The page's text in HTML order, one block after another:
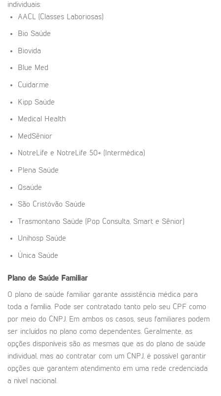
individuais:
AACL (Classes Laboriosas)
Bio Saúde
Biovida
Blue Med
Cuidar.me
Kipp Saúde
Medical Health
MedSênior
NotreLife e NotreLife 50+ (Intermédica)
Plena Saúde
Qsaúde
São Cristóvão Saúde
Trasmontano Saúde (Pop Consulta, Smart e Sênior)
Unihosp Saúde
Única Saúde
Plano de Saúde Familiar
O plano de saúde familiar garante assistência médica para
toda a família. Pode ser contratado tanto pelo seu CPF como
por meio do CNPJ. Em ambos os casos, seus familiares podem
ser incluídos no plano como dependentes. Geralmente, as
opções disponíveis são as mesmas que as do plano de saúde
individual, mas ao contratar com um CNPJ, é possível garantir
opções que garantem atendimento em uma rede credenciada
a nível nacional.